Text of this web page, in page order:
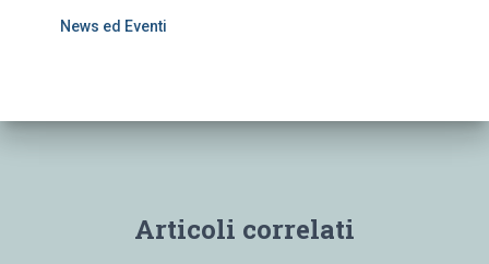
News ed Eventi
Articoli correlati